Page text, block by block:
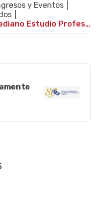
y Eventos
XIV Jornada del Pequeño y Mediano Estudio Profesional